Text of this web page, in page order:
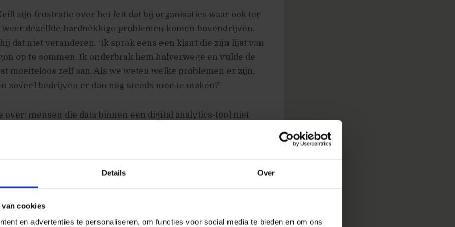
Details Over
cookies
en advertenties te personaliseren, om functies voor social media te bieden en om ons
zijn frustratie over het feit dat bij organisaties waar ook ter
weer dezelfde hardnekkige problemen komen bovendrijven.
dat niet veranderen. ‘Ik sprak eens een klant die zijn lijst van
op te sommen. Ik onderbrak hem halverwege en vulde de
moeiteloos zelf aan. Als we weten welke problemen er zijn,
zoveel bedrijven er dan nog steeds mee te maken?’
over: mensen die data binnen een digital analytics-tool niet
worden gestuurd zonder dat ook maar iemand ernaar
dat data-inzichten negeert om toch voor de intuïtie
die moeiteloos veel geld neertellen voor een tool